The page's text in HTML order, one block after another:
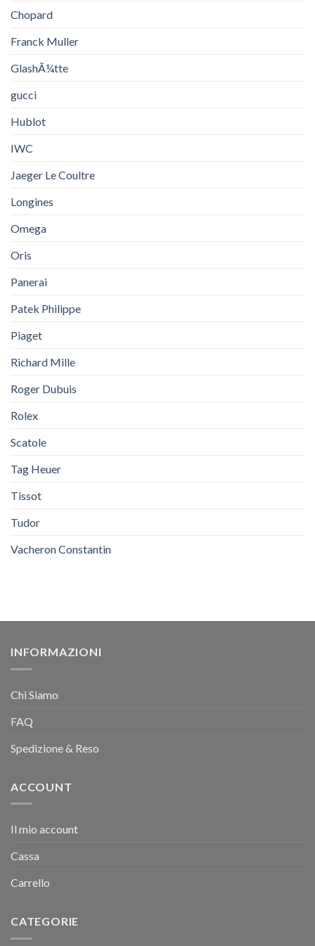
Chopard
Franck Muller
GlashÃ¼tte
gucci
Hublot
IWC
Jaeger Le Coultre
Longines
Omega
Oris
Panerai
Patek Philippe
Piaget
Richard Mille
Roger Dubuis
Rolex
Scatole
Tag Heuer
Tissot
Tudor
Vacheron Constantin
INFORMAZIONI
Chi Siamo
FAQ
Spedizione & Reso
ACCOUNT
Il mio account
Cassa
Carrello
CATEGORIE